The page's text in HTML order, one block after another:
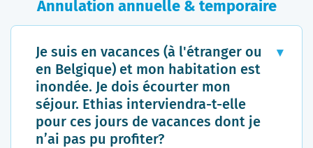
électriques.
Un expert sera désigné
pour évaluer les
dégâts. Attendez les
conclusions de l'expert
avant d'effectuer des
réparations
remorquage) et organisera, à ses frais,
votre retour à votre domicile. De plus, si
Assistance Car&Family (Plus), vous pourrez
bénéficier d’un véhicule de remplacement
(pour une durée de maximum 5 jours).
Annulation annuelle & temporaire
Je suis en vacances (à l'étranger ou
en Belgique) et mon habitation est
inondée. Je dois écourter mon
séjour. Ethias interviendra-t-elle
pour ces jours de vacances dont je
n’ai pas pu profiter?